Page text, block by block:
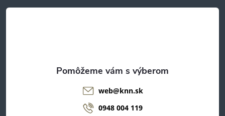
t
web@knn.sk
0948 004 119